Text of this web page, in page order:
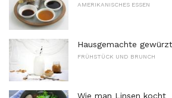
AMERIKANISCHES ESSEN
Hausgemachte
FRÜHSTÜCK UND BRUNCH
Wie man Linsen kocht